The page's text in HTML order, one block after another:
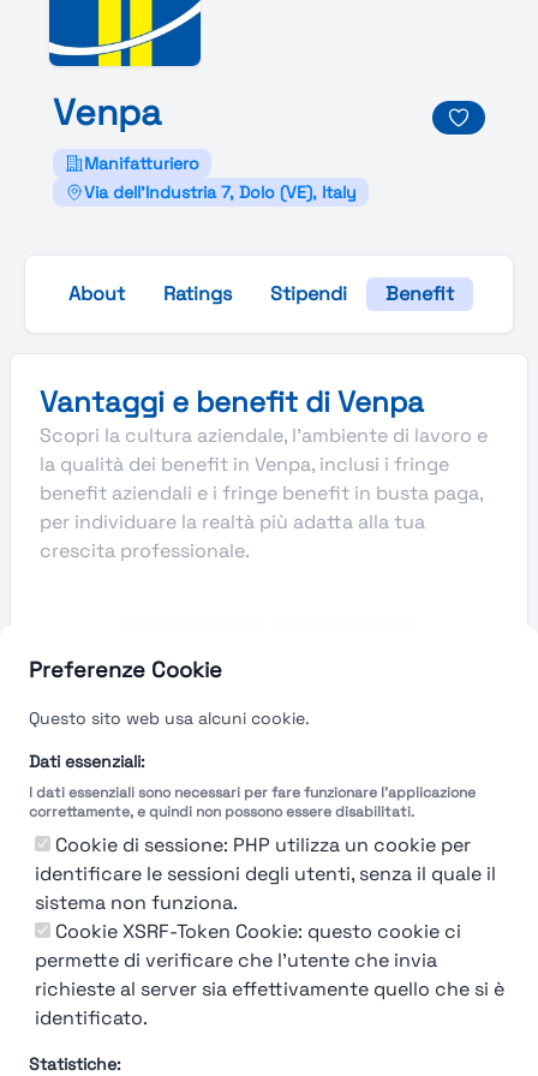
Preferenze Cookie
Questo sito web usa alcuni cookie.
Dati essenziali:
I dati essenziali sono necessari per fare funzionare l'applicazione
correttamente, e quindi non possono essere disabilitati.
Cookie di sessione: PHP utilizza un cookie per
identificare le sessioni degli utenti, senza il quale il
sistema non funziona.
Cookie XSRF-Token Cookie: questo cookie ci
permette di verificare che l'utente che invia
richieste al server sia effettivamente quello che si è
identificato.
Statistiche:
Venpa
Manifatturiero
Via dell'Industria 7, Dolo (VE), Italy
About Ratings Stipendi Benefit
Vantaggi e benefit di Venpa
Scopri la cultura aziendale, l’ambiente di lavoro e
la qualità dei benefit in Venpa, inclusi i fringe
benefit aziendali e i fringe benefit in busta paga,
per individuare la realtà più adatta alla tua
crescita professionale.
Ops! Non sei loggato
LoginorIscrivitiper vedere